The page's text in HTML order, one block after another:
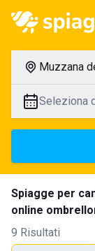
Muzzana
Seleziona
Spiagge per
online
9 Risultati